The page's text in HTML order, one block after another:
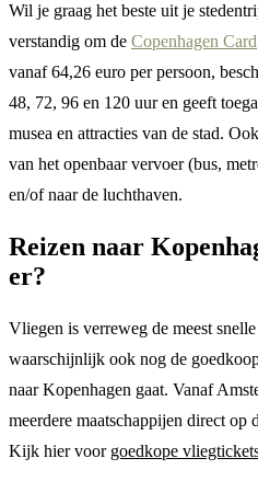
Wil je graag het beste uit je
verstandig om de Copenhagen Card
vanaf 64,26 euro per persoon,
48, 72, 96 en 120 uur en geeft
musea en attracties van de stad.
van het openbaar vervoer (bus,
en/of naar de luchthaven.
Reizen naar
er?
Vliegen is verreweg de meest
waarschijnlijk ook nog de
naar Kopenhagen gaat. Vanaf
meerdere maatschappijen direct op
Kijk hier voor goedkope